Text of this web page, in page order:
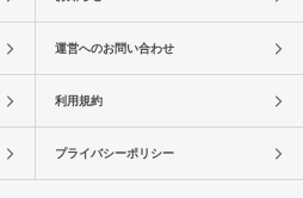
運営へのお問い合わせ
利用規約
プライバシーポリシー